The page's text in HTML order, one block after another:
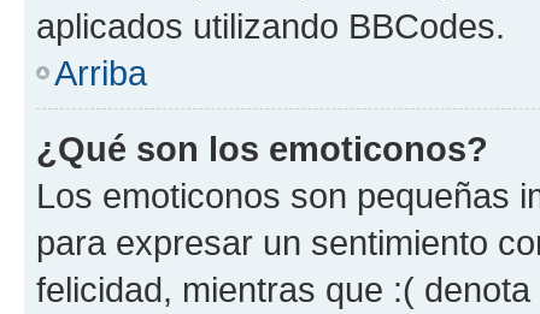
aplicados utilizando BBCodes.
Arriba
¿Qué son los emoticonos?
Los emoticonos son pequeñas
para expresar un sentimiento
felicidad, mientras que :(